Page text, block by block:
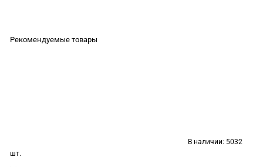
Рекомендуемые товары
В наличии: 5032
шт.